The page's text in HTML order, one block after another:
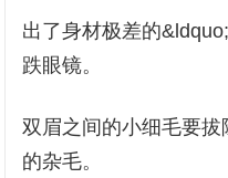
出了身材极差的
跌眼镜。
双眉之间的小细毛要
的杂毛。